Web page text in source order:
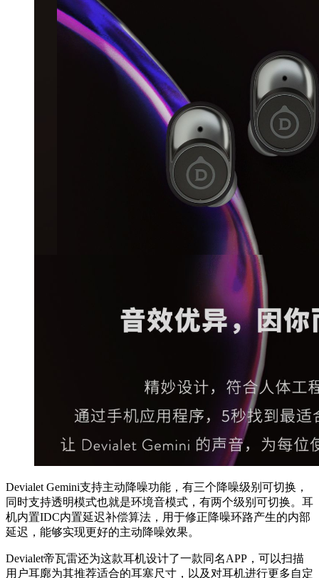
Devialet Gemini支持主动降噪功能，有三个降噪级别可切换，
同时支持透明模式也就是环境音模式，有两个级别可切换。耳
机内置IDC内置延迟补偿算法，用于修正降噪环路产生的内部
延迟，能够实现更好的主动降噪效果。
Devialet帝瓦雷还为这款耳机设计了一款同名APP，可以扫描
用户耳廓为其推荐适合的耳塞尺寸，以及对耳机进行更多自定